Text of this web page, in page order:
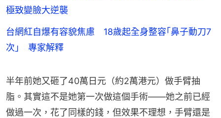
極致變臉大逆襲
台網紅自爆有容貌焦慮 18歲起全身整容｢鼻子動刀7
次｣ 專家解釋
半年前她又砸了40萬日元（約2萬港元）做手臂抽
脂。其實這不是她第一次做這個手術——她之前已經
做過一次，花了同樣的錢，但效果不理想，手臂還是